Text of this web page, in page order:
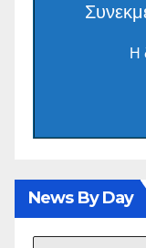
Η
News By Day